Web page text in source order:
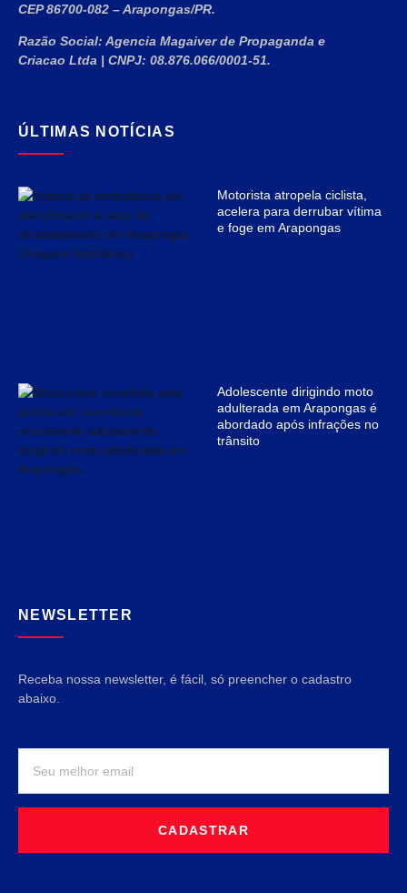
CEP 86700-082 – Arapongas/PR.
Razão Social: Agencia Magaiver de Propaganda e
Criacao Ltda | CNPJ: 08.876.066/0001-51.
ÚLTIMAS NOTÍCIAS
Motorista atropela ciclista,
acelera para derrubar vítima
e foge em Arapongas
Adolescente dirigindo moto
adulterada em Arapongas é
abordado após infrações no
trânsito
NEWSLETTER
Receba nossa newsletter, é fácil, só preencher o cadastro
abaixo.
CADASTRAR